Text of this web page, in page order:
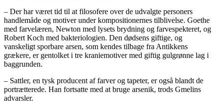
– Der har været tid til at filosofere over de udvalgte personers
handlemåde og motiver under kompositionernes tilblivelse. Goethe
med farvelæren, Newton med lysets brydning og farvespekteret, og
Robert Koch med bakteriologien. Den dødsens giftige, og
vanskeligt sporbare arsen, som kendes tilbage fra Antikkens
grækere, er gentolket i tre kraniemotiver med giftig gulgrønne lag i
baggrunden.
– Sattler, en tysk producent af farver og tapeter, er også blandt de
portrætterede. Han fortsatte med at bruge arsenik, trods Gmelins
advarsler.